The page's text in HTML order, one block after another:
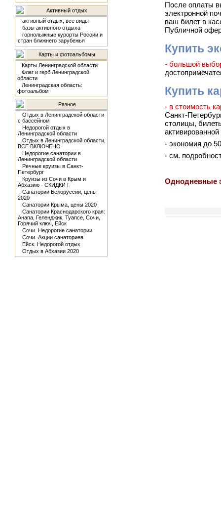
Активный отдых
активный отдых, все виды
базы активного отдыха
горнолыжные курорты России и
стран ближнего зарубежья
Карты и фотоальбомы
Карты Ленинградской области
Флаг и герб Ленинградской
области
Ленинградская область:
фотоальбом
Разное
Отдых в Ленинградской области
с бассейном
Недорогой отдых в
Ленинградской области
Отдых в Ленинградской области,
ВСЕ ВКЛЮЧЕНО
Недорогие санатории в
Ленинградской области
Речные круизы в Санкт-
Петербург
Круизы из Сочи в Крым и
Абхазию - СКИДКИ !
Санатории Белоруссии, цены
2020
Санатории Крыма, цены 2020
Санатории Краснодарского края:
Анапа, Геленджик, Туапсе, Сочи,
Горячий ключ, Ейск
Сочи. Недорогие санатории
Сочи. Акции санаториев
Ейск. Недорогой отдых
Отдых в Абхазии 2020
После оплаты
электронной
ваш билет в
Публичной
Купить
- большой
Купить
- в стоимость
Санкт-
столицы,
- экономия до
- см.
Однодневные